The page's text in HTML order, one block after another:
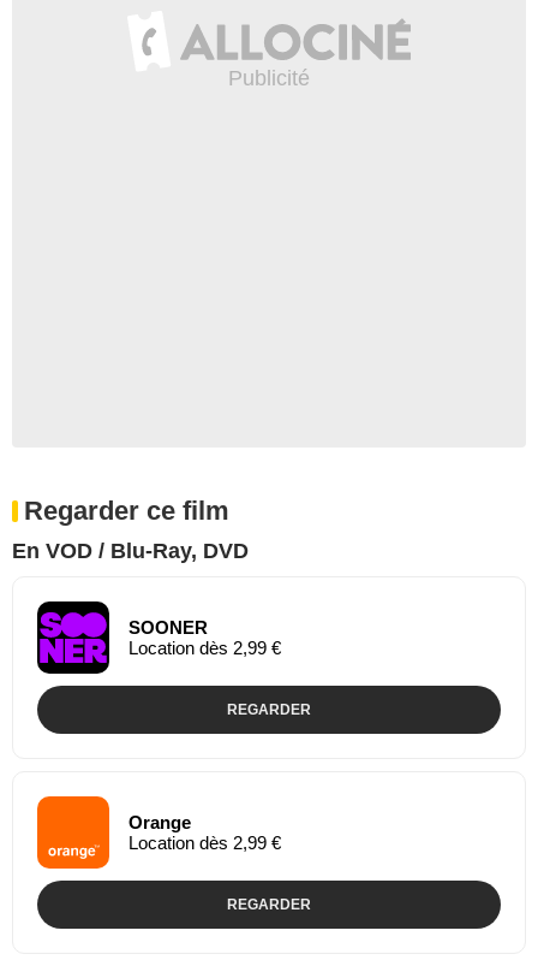
Regarder ce film
En VOD / Blu-Ray, DVD
SOONER
Location dès 2,99 €
REGARDER
Orange
Location dès 2,99 €
REGARDER